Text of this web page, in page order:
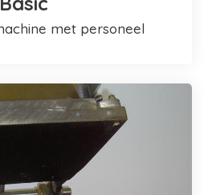
met personeel